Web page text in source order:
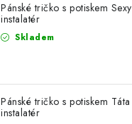
Pánské tričko s potiskem Sexy
instalatér
Skladem
Pánské tričko s potiskem Táta
instalatér